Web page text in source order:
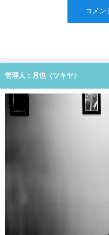
管理人：月也（ツキヤ）